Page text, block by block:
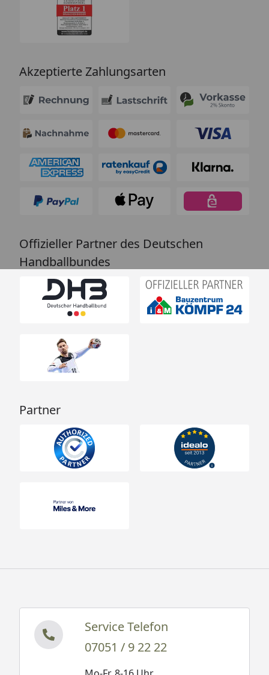
Akzeptierte Zahlungsarten
Offizieller Partner des Deutschen
Handballbundes
Partner
Service Telefon
07051 / 9 22 22